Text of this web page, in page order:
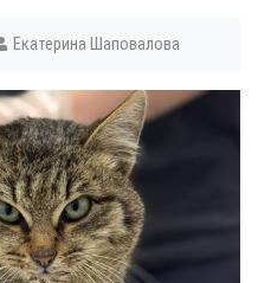
Екатерина Шаповалова